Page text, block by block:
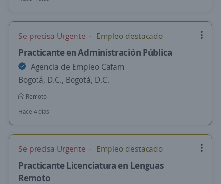
Se precisa Urgente Empleo destacado
Practicante en Administración Pública
Agencia de Empleo Cafam
Bogotá, D.C., Bogotá, D.C.
Remoto
Hace 4 días
Se precisa Urgente Empleo destacado
Practicante Licenciatura en Lenguas
Remoto